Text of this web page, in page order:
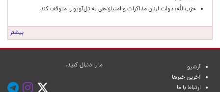
حزب‌الله: دولت لبنان مذاکرات و امتیازدهی به تل‌آویو را متوقف کند
بیشتر
آرشیو
آخرین خبرها
ارتباط با ما
ما را دنبال کنید.